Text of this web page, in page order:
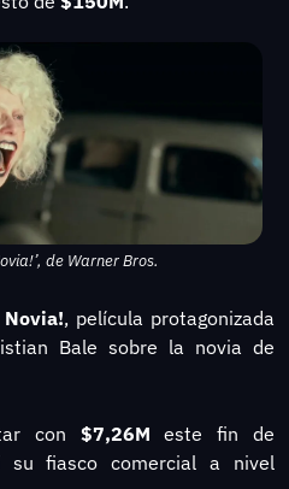
de Warner Bros.
Novia!, película protagonizada
Bale sobre la novia de
con $7,26M este fin de
su fiasco comercial a nivel